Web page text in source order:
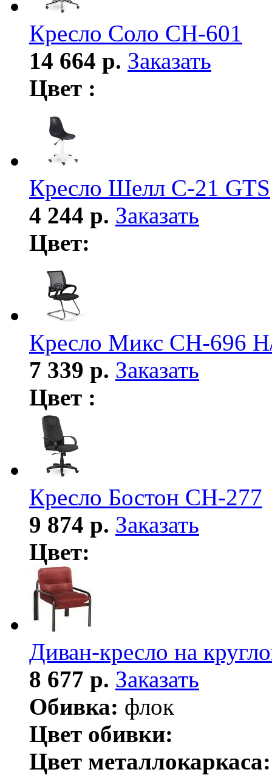
Кресло Соло СН-601
14 664 р. Заказать
Цвет :
Кресло Шелл С-21 GTS
4 244 р. Заказать
Цвет:
Кресло Микс СH-696
7 339 р. Заказать
Цвет :
Кресло Бостон СН-277
9 874 р. Заказать
Цвет:
Диван-кресло на
8 677 р. Заказать
Обивка: флок
Цвет обивки:
Цвет металлокаркаса: